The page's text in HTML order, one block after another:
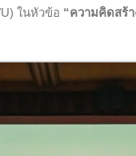
ในหัวข้อ “ความคิดสร้